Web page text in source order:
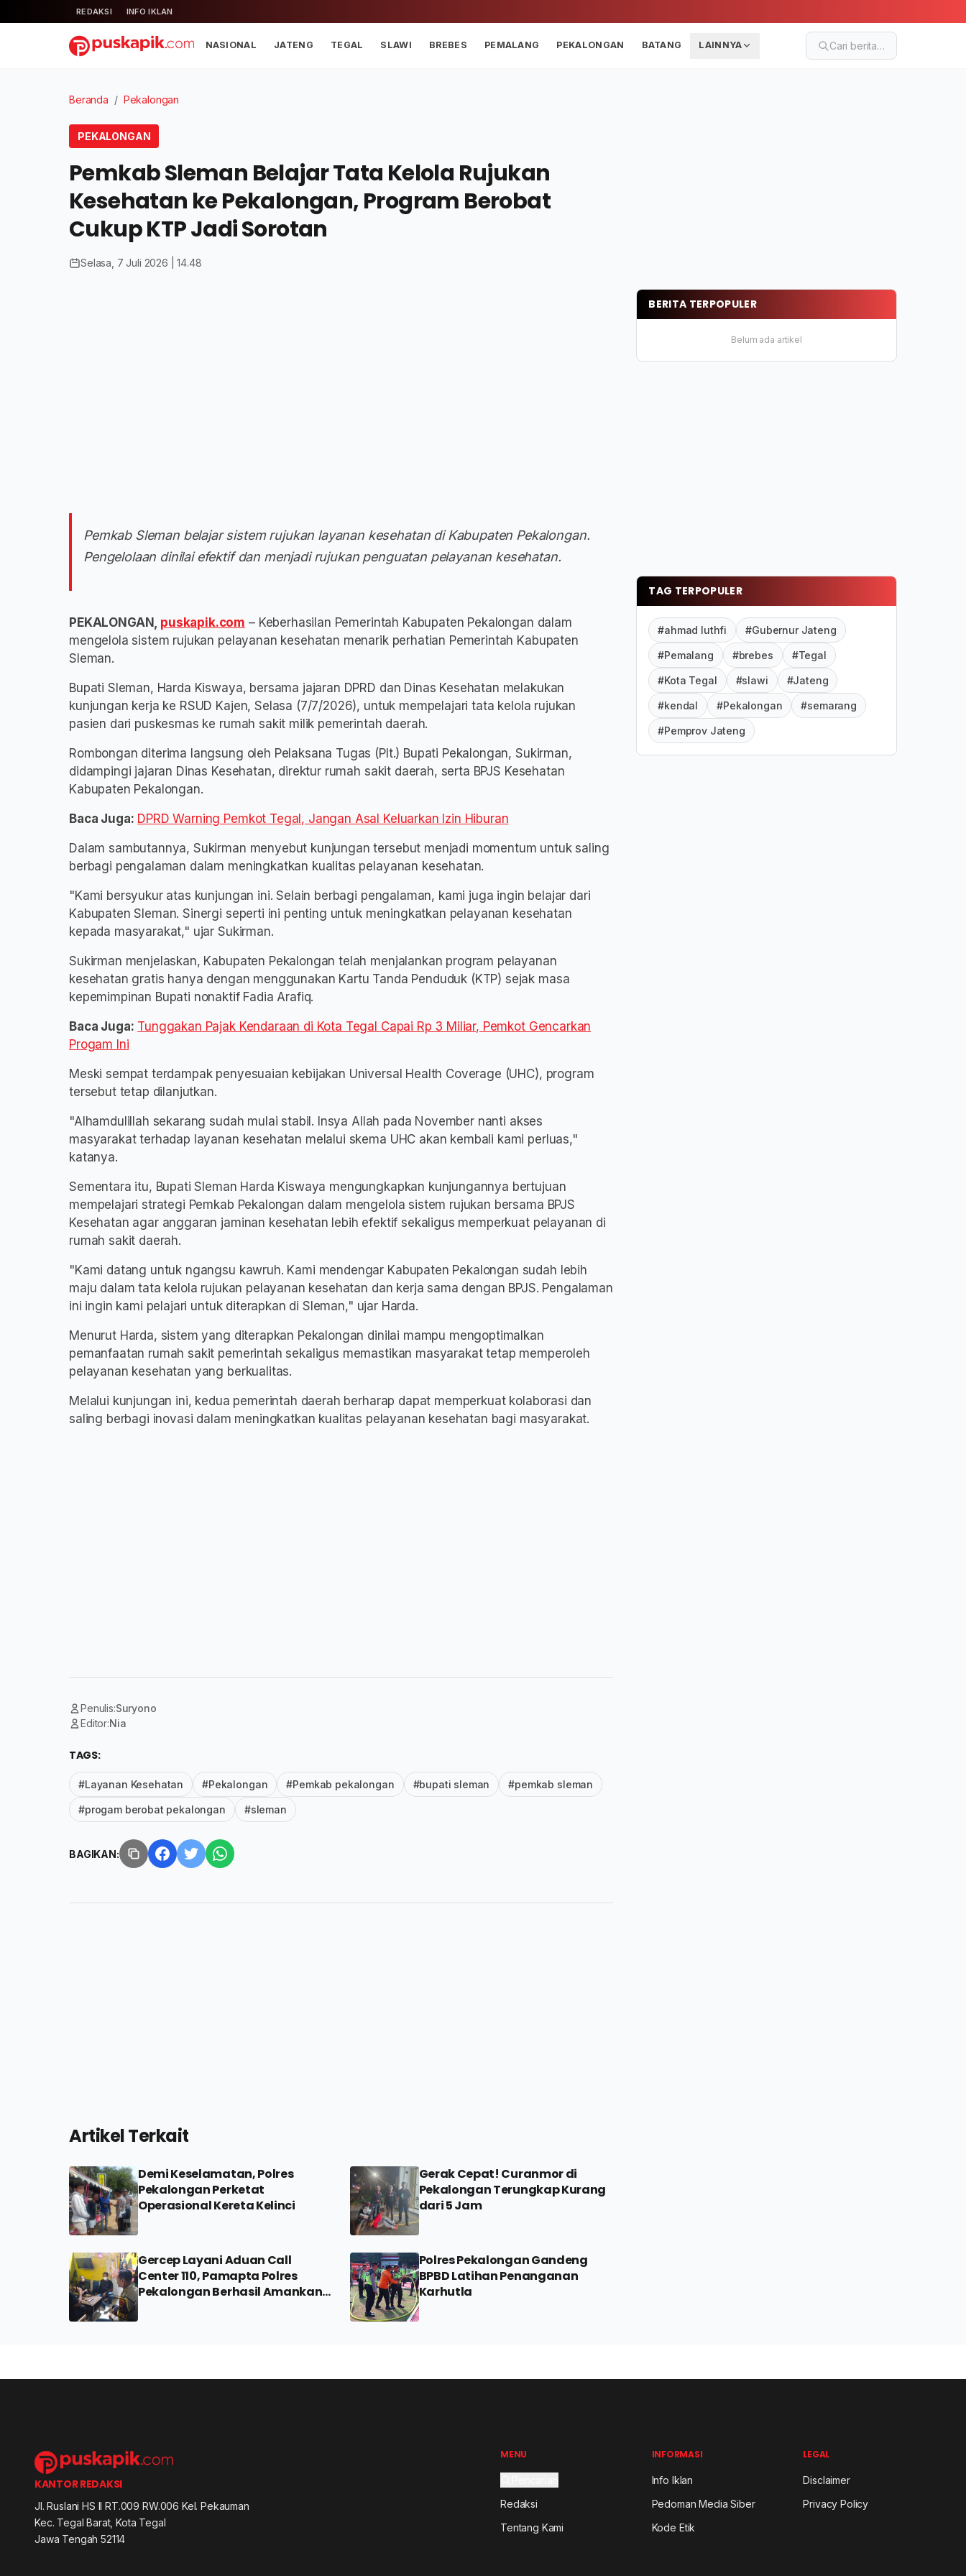
REDAKSI INFO IKLAN
NASIONAL JATENG TEGAL SLAWI BREBES PEMALANG PEKALONGAN BATANG LAINNYA Cari berita…
Beranda / Pekalongan
PEKALONGAN
Pemkab Sleman Belajar Tata Kelola Rujukan
Kesehatan ke Pekalongan, Program Berobat
Cukup KTP Jadi Sorotan
Selasa, 7 Juli 2026 | 14.48
Pemkab Sleman belajar sistem rujukan layanan kesehatan di Kabupaten Pekalongan.
Pengelolaan dinilai efektif dan menjadi rujukan penguatan pelayanan kesehatan.
PEKALONGAN, puskapik.com – Keberhasilan Pemerintah Kabupaten Pekalongan dalam
mengelola sistem rujukan pelayanan kesehatan menarik perhatian Pemerintah Kabupaten
Sleman.
Bupati Sleman, Harda Kiswaya, bersama jajaran DPRD dan Dinas Kesehatan melakukan
kunjungan kerja ke RSUD Kajen, Selasa (7/7/2026), untuk mempelajari tata kelola rujukan
pasien dari puskesmas ke rumah sakit milik pemerintah daerah.
Rombongan diterima langsung oleh Pelaksana Tugas (Plt.) Bupati Pekalongan, Sukirman,
didampingi jajaran Dinas Kesehatan, direktur rumah sakit daerah, serta BPJS Kesehatan
Kabupaten Pekalongan.
Baca Juga: DPRD Warning Pemkot Tegal, Jangan Asal Keluarkan Izin Hiburan
Dalam sambutannya, Sukirman menyebut kunjungan tersebut menjadi momentum untuk saling
berbagi pengalaman dalam meningkatkan kualitas pelayanan kesehatan.
"Kami bersyukur atas kunjungan ini. Selain berbagi pengalaman, kami juga ingin belajar dari
Kabupaten Sleman. Sinergi seperti ini penting untuk meningkatkan pelayanan kesehatan
kepada masyarakat," ujar Sukirman.
Sukirman menjelaskan, Kabupaten Pekalongan telah menjalankan program pelayanan
kesehatan gratis hanya dengan menggunakan Kartu Tanda Penduduk (KTP) sejak masa
kepemimpinan Bupati nonaktif Fadia Arafiq.
Baca Juga: Tunggakan Pajak Kendaraan di Kota Tegal Capai Rp 3 Miliar, Pemkot Gencarkan
Progam Ini
Meski sempat terdampak penyesuaian kebijakan Universal Health Coverage (UHC), program
tersebut tetap dilanjutkan.
"Alhamdulillah sekarang sudah mulai stabil. Insya Allah pada November nanti akses
masyarakat terhadap layanan kesehatan melalui skema UHC akan kembali kami perluas,"
katanya.
Sementara itu, Bupati Sleman Harda Kiswaya mengungkapkan kunjungannya bertujuan
mempelajari strategi Pemkab Pekalongan dalam mengelola sistem rujukan bersama BPJS
Kesehatan agar anggaran jaminan kesehatan lebih efektif sekaligus memperkuat pelayanan di
rumah sakit daerah.
"Kami datang untuk ngangsu kawruh. Kami mendengar Kabupaten Pekalongan sudah lebih
maju dalam tata kelola rujukan pelayanan kesehatan dan kerja sama dengan BPJS. Pengalaman
ini ingin kami pelajari untuk diterapkan di Sleman," ujar Harda.
Menurut Harda, sistem yang diterapkan Pekalongan dinilai mampu mengoptimalkan
pemanfaatan rumah sakit pemerintah sekaligus memastikan masyarakat tetap memperoleh
pelayanan kesehatan yang berkualitas.
Melalui kunjungan ini, kedua pemerintah daerah berharap dapat memperkuat kolaborasi dan
saling berbagi inovasi dalam meningkatkan kualitas pelayanan kesehatan bagi masyarakat.
Penulis:Suryono
Editor:Nia
TAGS:
#Layanan Kesehatan #Pekalongan #Pemkab pekalongan #bupati sleman #pemkab sleman
#progam berobat pekalongan #sleman
BAGIKAN:
Artikel Terkait
Demi Keselamatan, Polres
Pekalongan Perketat
Operasional Kereta Kelinci
Gerak Cepat! Curanmor di
Pekalongan Terungkap Kurang
dari 5 Jam
Gercep Layani Aduan Call
Center 110, Pamapta Polres
Pekalongan Berhasil Amankan
Polres Pekalongan Gandeng
BPBD Latihan Penanganan
Karhutla
BERITA TERPOPULER
Belum ada artikel
TAG TERPOPULER
#ahmad luthfi #Gubernur Jateng
#Pemalang #brebes #Tegal
#Kota Tegal #slawi #Jateng
#kendal #Pekalongan #semarang
#Pemprov Jateng
KANTOR REDAKSI
Jl. Ruslani HS II RT.009 RW.006 Kel. Pekauman
Kec. Tegal Barat, Kota Tegal
Jawa Tengah 52114
MENU
Redaksi
Tentang Kami
INFORMASI
Info Iklan
Pedoman Media Siber
Kode Etik
LEGAL
Disclaimer
Privacy Policy